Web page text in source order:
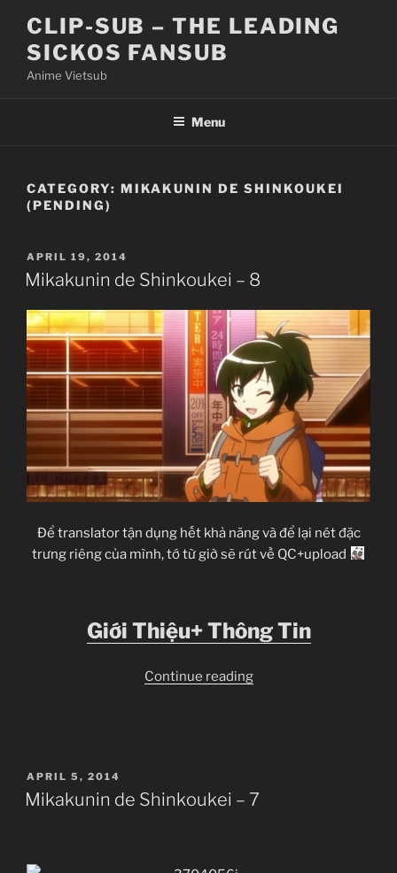
content
CLIP-SUB – THE LEADING
SICKOS FANSUB
Anime Vietsub
Menu
CATEGORY: MIKAKUNIN DE SHINKOUKEI
(PENDING)
POSTED
ON
APRIL 19, 2014
Mikakunin de Shinkoukei – 8
Để translator tận dụng hết khả năng và để lại nét đặc
trưng riêng của mình, tớ từ giờ sẽ rút về QC+upload
Giới Thiệu+ Thông Tin
Continue reading“Mikakunin
POSTED
ON
APRIL 5, 2014
Mikakunin de Shinkoukei – 7